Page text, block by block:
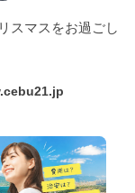
スマスをお過ごし